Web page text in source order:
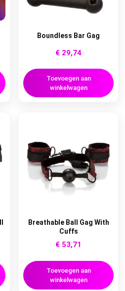
Boundless Bar Gag
€ 29,74
Toevoegen aan
winkelwagen
Breathable Ball Gag With
Cuffs
€ 53,71
Toevoegen aan
winkelwagen